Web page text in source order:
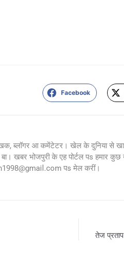
Facebook
ब्लॉगर आ कमेंटेटर। खेल के दुनिया से खास
बा। खबर भोजपुरी के एह पोर्टल पs
पs मेल करीं।
तेज